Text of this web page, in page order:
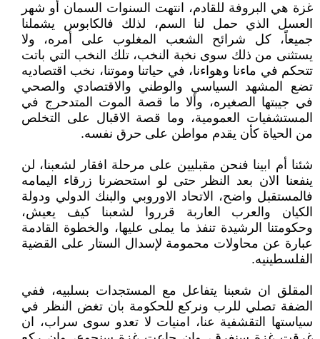
غزة هي البروفة للقادم، انتهت السنوات السمان أو شهر
العسل الذي حمل لنا السم، لذلك فالكابوس يشملنا
جميعاً، كل شرائح الشعب المغلوب على أمره، ولا
يستثنى من ذلك سوى نخبة النخب، تلك النخب التي باتت
تتحكم في ماءنا وهواءنا، في حياتنا وموتنا، نخب اقتصاديه
تضع المشهد السياسي والوطني والاقتصادي والصحي
في جيبتها الصغيره، وألا ما قصة الموت المتدحرج في
المستشفيات العمومية، وما قصة الاقبال على التخلص
من الحياة كأن يقدم مواطن على حرق نفسه.
شئنا أم ابينا فنحن مقبليين على مرحلة افقار لشعبنا، لن
ينفعنا الان بعد النظر حتى لو استحضرنا زرقاء اليمامه
فالمستقبل واضح، الاتحاد الاوروبي والبنك الدولي ودولة
الكيان والعرب العاربة قرروا لشعبنا كيف يعيش،
وحكومتنا الرشيدة تنفذ ما يملى عليها، والخطوة القادمة
عبارة عن محاولات محمومة لإسدال الستار على القضية
الفلسطينيه.
المقلق ان شعبنا يتفاعل مع المستجدات بسلبيه، ففي
الضفة تصلي للرب ونركع للحكومة بان تغض النظر في
سياستها التقشفية عنا، امنيات لا تعدو سوى سراب، ان